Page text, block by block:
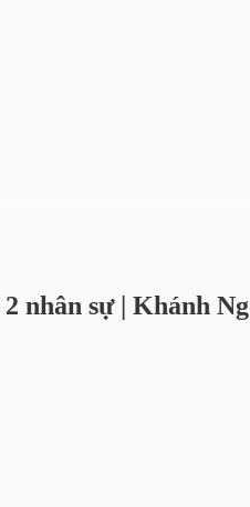
nhân sự | Khánh